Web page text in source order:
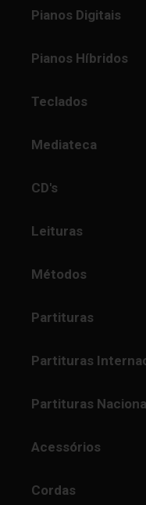
Pianos Digitais
Pianos Híbridos
Teclados
Mediateca
CD's
Leituras
Métodos
Partituras
Partituras
Partituras
Acessórios
Cordas